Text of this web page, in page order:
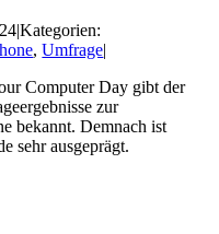
|Kategorien:
,Umfrage|
Computer Day gibt der
zur
bekannt. Demnach ist
sehr ausgeprägt.